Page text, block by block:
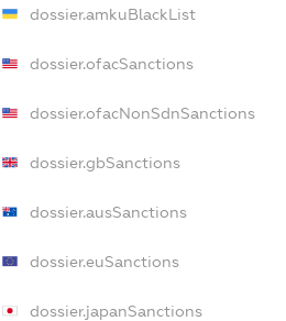
dossier.amkuBlackList
dossier.ofacSanctions
dossier.ofacNonSdnSanctions
dossier.gbSanctions
dossier.ausSanctions
dossier.euSanctions
dossier.japanSanctions